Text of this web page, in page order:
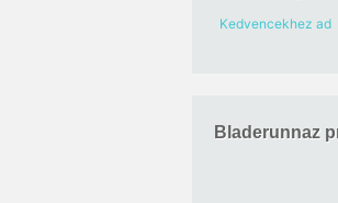
Kedvencekhez ad
Bladerunnaz